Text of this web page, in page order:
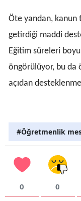
Öte yandan, kanun
getirdiği maddi
Eğitim süreleri
öngörülüyor, bu da
açıdan
#Öğretmenlik
0 0